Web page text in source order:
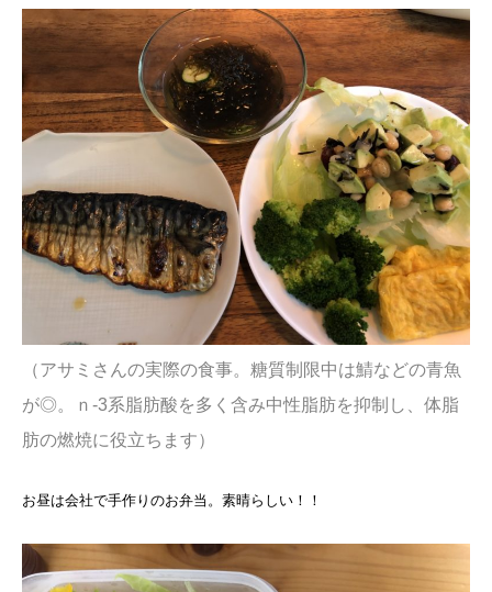
（アサミさんの実際の食事。糖質制限中は鯖などの青魚
が◎。ｎ-3系脂肪酸を多く含み中性脂肪を抑制し、体脂
肪の燃焼に役立ちます）
お昼は会社で手作りのお弁当。素晴らしい！！